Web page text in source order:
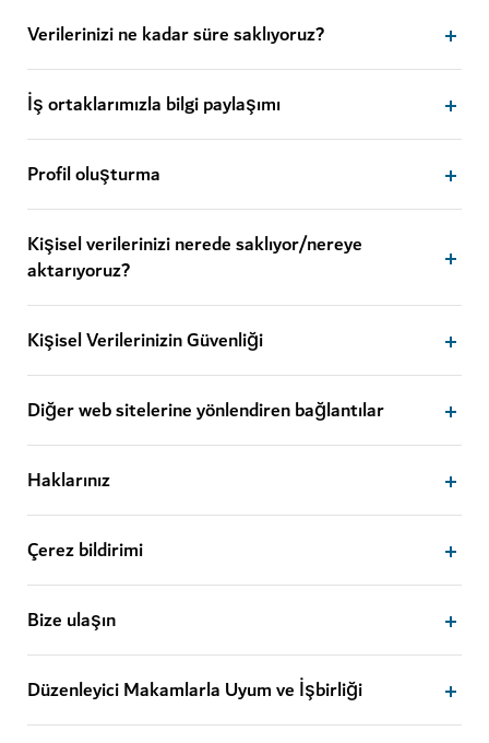
Verilerinizi ne kadar süre saklıyoruz?
İş ortaklarımızla bilgi paylaşımı
Profil oluşturma
Kişisel verilerinizi nerede saklıyor/nereye
aktarıyoruz?
Kişisel Verilerinizin Güvenliği
Diğer web sitelerine yönlendiren bağlantılar
Haklarınız
Çerez bildirimi
Bize ulaşın
Düzenleyici Makamlarla Uyum ve İşbirliği